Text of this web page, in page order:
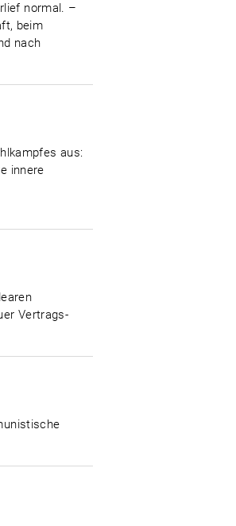
normal. –
beim
nach
aus:
innere
Vertrags-